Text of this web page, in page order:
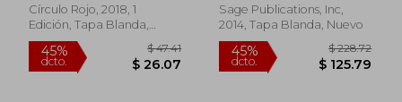
Círculo Rojo, 2018, 1
Edición, Tapa Blanda,
Nuevo
Inglés)
Sage Publications, Inc,
2014, Tapa Blanda, Nuevo